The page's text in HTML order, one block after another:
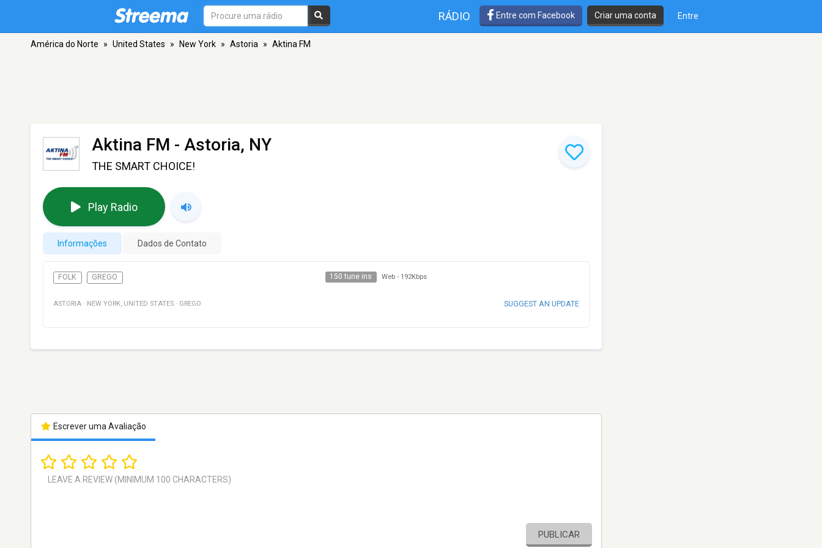
RÁDIO Entre com Facebook Criar uma conta Entre
América do Norte » United States » New York » Astoria » Aktina FM
Aktina FM - Astoria, NY
THE SMART CHOICE!
Play Radio
Informações Dados de Contato
FOLK GREGO 150 tune ins Web - 192Kbps
ASTORIA · NEW YORK, UNITED STATES · GREGO SUGGEST AN UPDATE
Escrever uma Avaliação
PUBLICAR